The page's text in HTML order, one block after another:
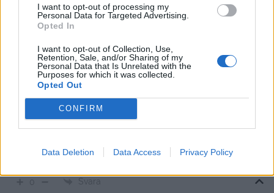
I want to opt-out of processing my
Personal Data for Targeted Advertising.
Opted In
I want to opt-out of Collection, Use,
Retention, Sale, and/or Sharing of my
Personal Data that Is Unrelated with the
Purposes for which it was collected.
Opted Out
CONFIRM
Data Deletion Data Access Privacy Policy
jennysmatblogg
Reply toMaria
Men ska vara försiktigt från och med nu.
0 Svara
Nyfiken på vilken sort du valt, den såg ovanligt vit ut?
Svara